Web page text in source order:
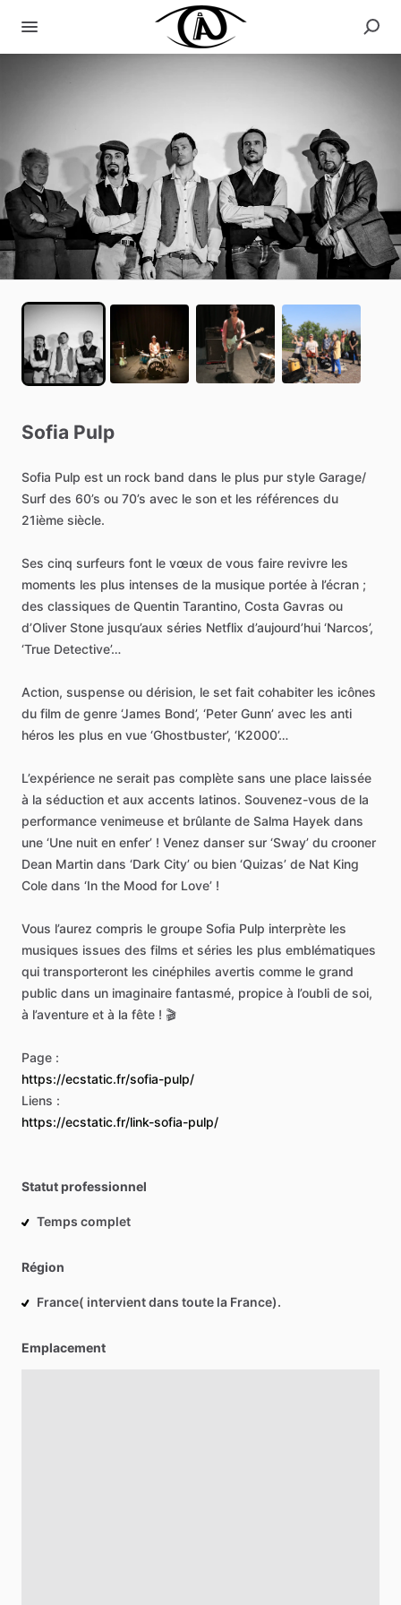
Sofia Pulp
Sofia Pulp est un rock band dans le plus pur style Garage​/​
Surf des 60’s ou 70’s avec le son et les références du
21ième siècle.
Ses cinq surfeurs font le vœux de vous faire revivre les
moments les plus intenses de la musique portée à l’écran ;
des classiques de Quentin Tarantino, Costa Gavras ou
d’Oliver Stone jusqu’aux séries Netflix d’aujourd’hui ‘Narcos’,
‘True Detective’…
Action, suspense ou dérision, le set fait cohabiter les icônes
du film de genre ‘James Bond’, ‘Peter Gunn’ avec les anti
héros les plus en vue ‘Ghostbuster’, ‘K2000’…
L’expérience ne serait pas complète sans une place laissée
à la séduction et aux accents latinos. Souvenez-vous de la
performance venimeuse et brûlante de Salma Hayek dans
une ‘Une nuit en enfer’ ! Venez danser sur ‘Sway’ du crooner
Dean Martin dans ‘Dark City’ ou bien ‘Quizas’ de Nat King
Cole dans ‘In the Mood for Love’ !
Vous l’aurez compris le groupe Sofia Pulp interprète les
musiques issues des films et séries les plus emblématiques
qui transporteront les cinéphiles avertis comme le grand
public dans un imaginaire fantasmé, propice à l’oubli de soi,
à l’aventure et à la fête ! 🎬
Page :
https://ecstatic.fr/sofia-pulp/
Liens :
https://ecstatic.fr/link-sofia-pulp/
Statut professionnel
Temps complet
Région
France( intervient dans toute la France).
Emplacement